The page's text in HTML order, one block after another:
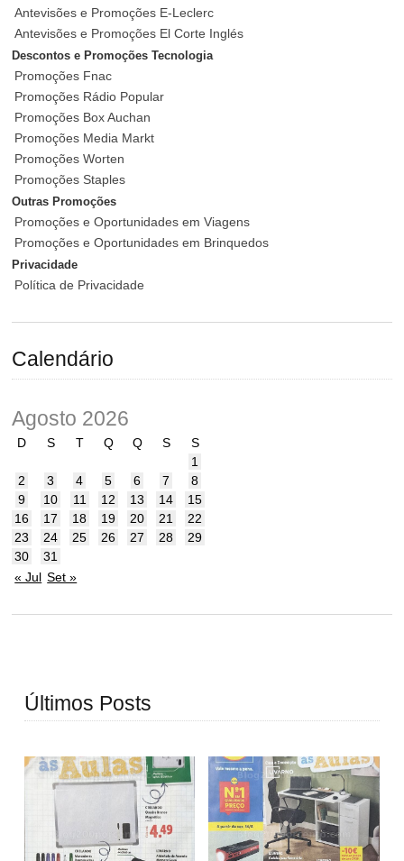
Antevisões e Promoções E-Leclerc
Antevisões e Promoções El Corte Inglés
Descontos e Promoções Tecnologia
Promoções Fnac
Promoções Rádio Popular
Promoções Box Auchan
Promoções Media Markt
Promoções Worten
Promoções Staples
Outras Promoções
Promoções e Oportunidades em Viagens
Promoções e Oportunidades em Brinquedos
Privacidade
Política de Privacidade
Calendário
Agosto 2026
D S T Q Q S
S
1
2
3 4 5 6 7
8
9
10 11 12 13 14
15
16
17 18 19 20 21
22
23
24 25 26 27 28
29
30
31
« Jul Set »
Últimos Posts